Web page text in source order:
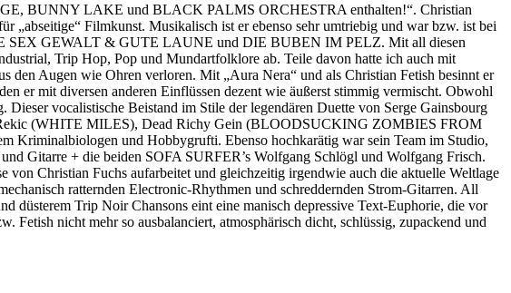
BUNNY LAKE und BLACK PALMS ORCHESTRA enthalten!“. Christian
„abseitige“ Filmkunst. Musikalisch ist er ebenso sehr umtriebig und war bzw. ist bei
SEX GEWALT & GUTE LAUNE und DIE BUBEN IM PELZ. Mit all diesen
Trip Hop, Pop und Mundartfolklore ab. Teile davon hatte ich auch mit
Augen wie Ohren verloren. Mit „Aura Nera“ und als Christian Fetish besinnt er
er mit diversen anderen Einflüssen dezent wie äußerst stimmig vermischt. Obwohl
vocalistische Beistand im Stile der legendären Duette von Serge Gainsbourg
(WHITE MILES), Dead Richy Gein (BLOODSUCKING ZOMBIES FROM
Kriminalbiologen und Hobbygrufti. Ebenso hochkarätig war sein Team im Studio,
Gitarre + die beiden SOFA SURFER’s Wolfgang Schlögl und Wolfgang Frisch.
von Christian Fuchs aufarbeitet und gleichzeitig irgendwie auch die aktuelle Weltlage
ratternden Electronic-Rhythmen und schreddernden Strom-Gitarren. All
düsterem Trip Noir Chansons eint eine manisch depressive Text-Euphorie, die vor
Fetish nicht mehr so ausbalanciert, atmosphärisch dicht, schlüssig, zupackend und